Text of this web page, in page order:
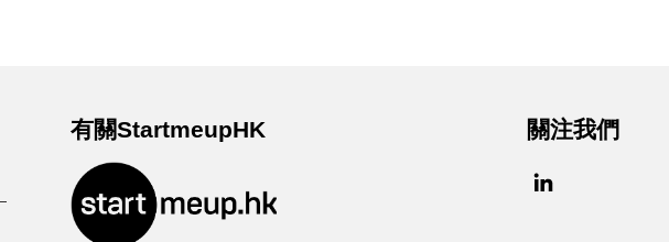
有關StartmeupHK 關注我們